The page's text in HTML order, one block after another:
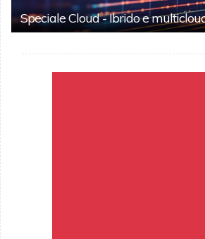
Speciale Cloud - Ibrido e